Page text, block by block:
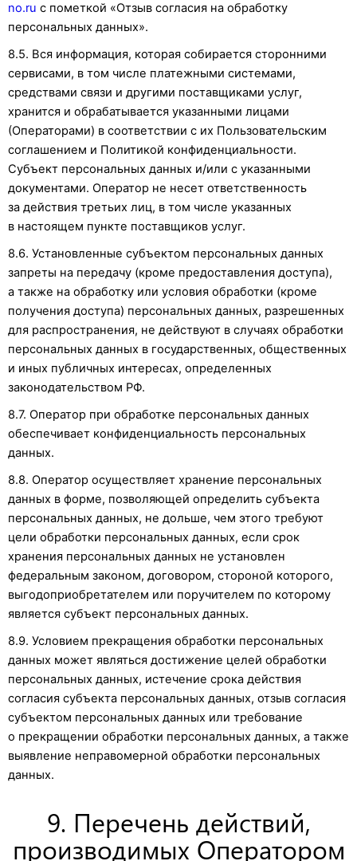
no.ru с пометкой «Отзыв согласия на обработку
персональных данных».
8.5. Вся информация, которая собирается сторонними
сервисами, в том числе платежными системами,
средствами связи и другими поставщиками услуг,
хранится и обрабатывается указанными лицами
(Операторами) в соответствии с их Пользовательским
соглашением и Политикой конфиденциальности.
Субъект персональных данных и/или с указанными
документами. Оператор не несет ответственность
за действия третьих лиц, в том числе указанных
в настоящем пункте поставщиков услуг.
8.6. Установленные субъектом персональных данных
запреты на передачу (кроме предоставления доступа),
а также на обработку или условия обработки (кроме
получения доступа) персональных данных, разрешенных
для распространения, не действуют в случаях обработки
персональных данных в государственных, общественных
и иных публичных интересах, определенных
законодательством РФ.
8.7. Оператор при обработке персональных данных
обеспечивает конфиденциальность персональных
данных.
8.8. Оператор осуществляет хранение персональных
данных в форме, позволяющей определить субъекта
персональных данных, не дольше, чем этого требуют
цели обработки персональных данных, если срок
хранения персональных данных не установлен
федеральным законом, договором, стороной которого,
выгодоприобретателем или поручителем по которому
является субъект персональных данных.
8.9. Условием прекращения обработки персональных
данных может являться достижение целей обработки
персональных данных, истечение срока действия
согласия субъекта персональных данных, отзыв согласия
субъектом персональных данных или требование
о прекращении обработки персональных данных, а также
выявление неправомерной обработки персональных
данных.
9. Перечень действий,
производимых Оператором